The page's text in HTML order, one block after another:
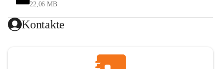
22,06 MB
Kontakte